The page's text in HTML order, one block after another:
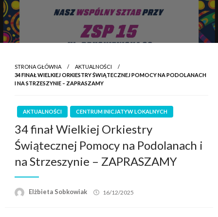
STRONA GŁÓWNA
AKTUALNOŚCI
34 FINAŁ WIELKIEJ ORKIESTRY ŚWIĄTECZNEJ POMOCY NA PODOLANACH
I NA STRZESZYNIE – ZAPRASZAMY
AKTUALNOŚCI CENTRUM INICJATYW LOKALNYCH
34 finał Wielkiej Orkiestry
Świątecznej Pomocy na Podolanach i
na Strzeszynie – ZAPRASZAMY
Elżbieta Sobkowiak 16/12/2025